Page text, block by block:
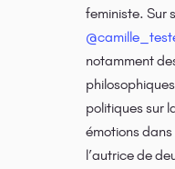
feministe. Sur
notamment
politiques sur
émotions
l’autrice de